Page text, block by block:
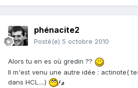
phénacite2
Posté(e) 5 octobre 2010
Alors tu en es où gredin ??
Il m'est venu une autre idée : actinote(
dans HCL....)